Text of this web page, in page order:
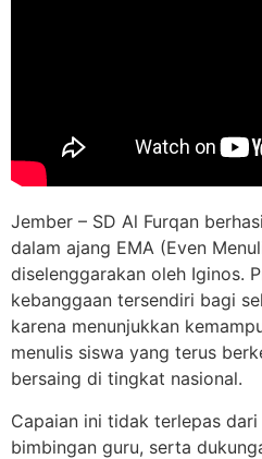
Jember – SD Al Furqan
dalam ajang EMA (Even
diselenggarakan oleh Iginos.
kebanggaan tersendiri bagi
karena menunjukkan
menulis siswa yang terus
bersaing di tingkat nasional.
Capaian ini tidak terlepas
bimbingan guru, serta